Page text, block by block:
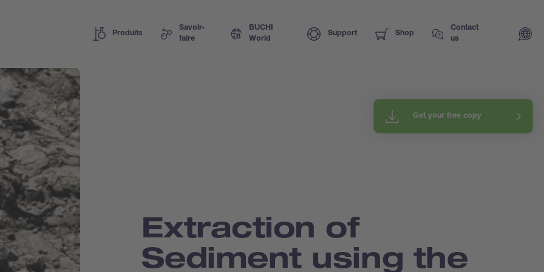
Produits
Savoir-
faire
BUCHI
World
Support Shop
Contact
us
Get your free copy
Extraction of
Sediment using the